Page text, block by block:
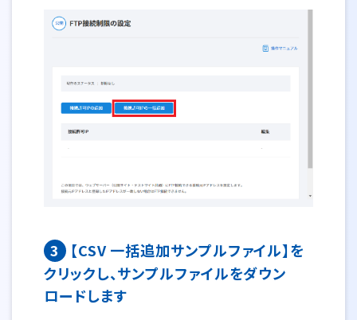
3
【CSV 一括追加サンプルファイル】を
クリックし、サンプルファイルをダウン
ロードします